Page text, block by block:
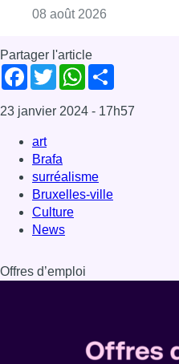
08 août 2026
Partager l'article
Facebook
TwitterWhatsApp
23 janvier 2024 - 17h57
art
Brafa
surréalisme
Bruxelles-ville
Culture
News
Offres d’emploi